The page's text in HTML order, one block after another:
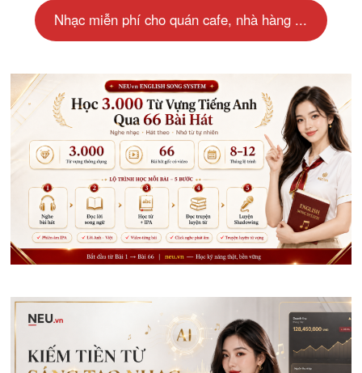
Nhạc miễn phí cho quán cafe, nhà hàng ...